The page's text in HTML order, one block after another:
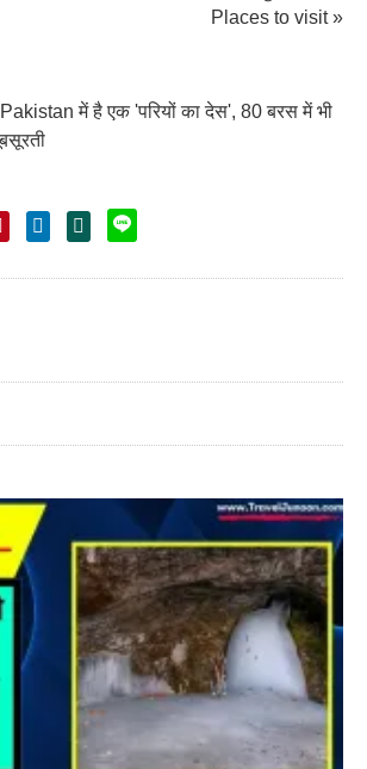
Places to visit »
में है एक 'परियों का देस', 80 बरस में भी